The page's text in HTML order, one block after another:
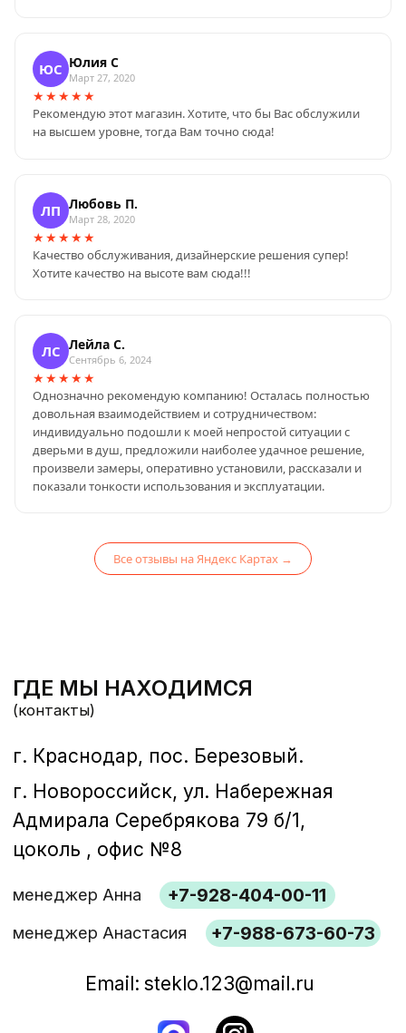
ЮС Юлия С
Март 27, 2020
★★★★★
Рекомендую этот магазин. Хотите, что бы Вас обслужили
на высшем уровне, тогда Вам точно сюда!
ЛП Любовь П.
Март 28, 2020
★★★★★
Качество обслуживания, дизайнерские решения супер!
Хотите качество на высоте вам сюда!!!
ЛС Лейла С.
Сентябрь 6, 2024
★★★★★
Однозначно рекомендую компанию! Осталась полностью
довольная взаимодействием и сотрудничеством:
индивидуально подошли к моей непростой ситуации с
дверьми в душ, предложили наиболее удачное решение,
произвели замеры, оперативно установили, рассказали и
показали тонкости использования и эксплуатации.
Все отзывы на Яндекс Картах →